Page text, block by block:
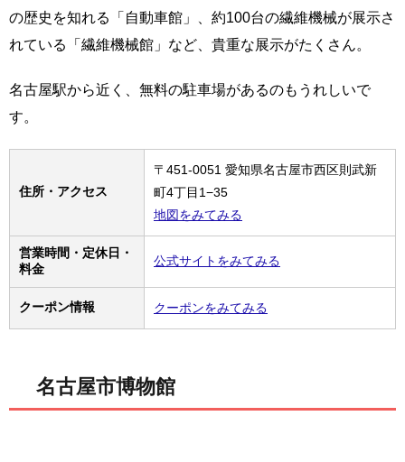
の歴史を知れる「自動車館」、約100台の繊維機械が展示さ
れている「繊維機械館」など、貴重な展示がたくさん。
名古屋駅から近く、無料の駐車場があるのもうれしいで
す。
住所・アクセス
〒451-0051 愛知県名古屋市西区則武新
町4丁目1−35
地図をみてみる
営業時間・定休日・
料金
公式サイトをみてみる
クーポン情報 クーポンをみてみる
名古屋市博物館